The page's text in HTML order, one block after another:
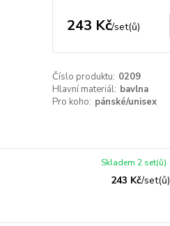
243 Kč/set(ů)
Číslo produktu: 0209
Hlavní materiál: bavlna
Pro koho: pánské/unisex
243 Kč/set(ů)
Skladem 2 set(ů)